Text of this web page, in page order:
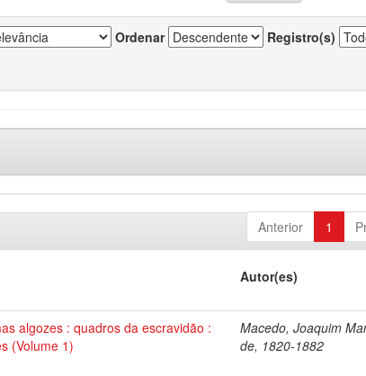
Ordenar Registro(s)
Anterior 1
Autor(es)
algozes : quadros da escravidão :
(Volume 1)
Macedo, Joaquim
de, 1820-1882